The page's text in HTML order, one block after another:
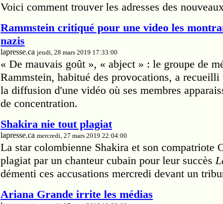
Voici comment trouver les adresses des
Rammstein critiqué pour une video les
nazis
lapresse.ca jeudi, 28 mars 2019 17:33:00
« De mauvais goût », « abject » : le groupe de
Rammstein, habitué des provocations, a
la diffusion d'une vidéo où ses membres
de concentration.
Shakira nie tout plagiat
lapresse.ca mercredi, 27 mars 2019 22:04:00
La star colombienne Shakira et son compatriote
plagiat par un chanteur cubain pour leur succès
démenti ces accusations mercredi devant un
Ariana Grande irrite les médias